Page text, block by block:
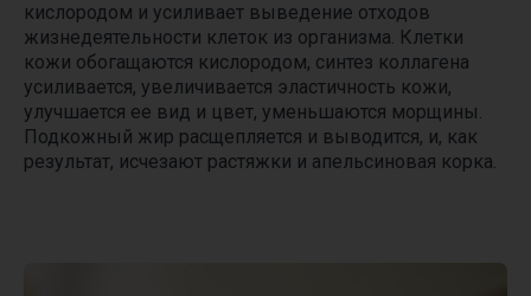
кислородом и усиливает выведение отходов
жизнедеятельности клеток из организма. Клетки
кожи обогащаются кислородом, синтез коллагена
усиливается, увеличивается эластичность кожи,
улучшается ее вид и цвет, уменьшаются морщины.
Подкожный жир расщепляется и выводится, и, как
результат, исчезают растяжки и апельсиновая корка.